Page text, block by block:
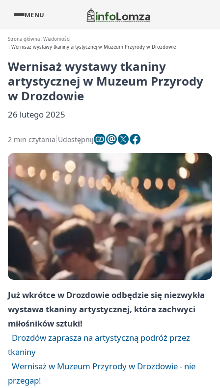
MENU
Strona główna Wiadomości
Wernisaż wystawy tkaniny artystycznej w Muzeum Przyrody w Drozdowie
Wernisaż wystawy tkaniny
artystycznej w Muzeum Przyrody
w Drozdowie
26 lutego 2025
2 min czytania Udostępnij
Już wkrótce w Drozdowie odbędzie się niezwykła
wystawa tkaniny artystycznej, która zachwyci
miłośników sztuki!
Drozdów zaprasza na artystyczną podróż przez
tkaniny
Wernisaż w Muzeum Przyrody w Drozdowie - nie
przegap!